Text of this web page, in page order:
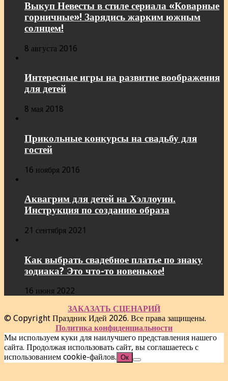
Выкуп Невесты в стиле сериала «Коварные
горничные»! Зарядись жарким южным
солнцем!
8 августа 2016
Интересные игры на развитие воображения
для детей
8 мая 2018
Прикольные конкурсы на свадьбу для
гостей
16 ноября 2016
Аквагрим для детей на Хэллоуин.
Инструкция по созданию образа
21 сентября 2021
Как выбрать свадебное платье по знаку
зодиака? Это что-то новенькое!
16 июня 2022
ЗАКАЗАТЬ СЦЕНАРИЙ
© Copyright Праздник Идей 2026. Все права защищены.
Политика конфиденциальности
Мы используем куки для наилучшего представления нашего
сайта. Продолжая использовать сайт, вы соглашаетесь с
использованием cookie-файлов. Ок